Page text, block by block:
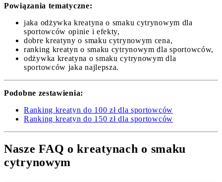
Powiązania tematyczne:
jaka odżywka kreatyna o smaku cytrynowym dla
sportowców opinie i efekty,
dobre kreatyny o smaku cytrynowym cena,
ranking kreatyn o smaku cytrynowym dla sportowców,
odżywka kreatyna o smaku cytrynowym dla
sportowców jaka najlepsza.
Podobne zestawienia:
Ranking kreatyn do 100 zł dla sportowców
Ranking kreatyn do 150 zł dla sportowców
Nasze FAQ o kreatynach o smaku
cytrynowym